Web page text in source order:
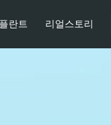
란트
리얼스토리